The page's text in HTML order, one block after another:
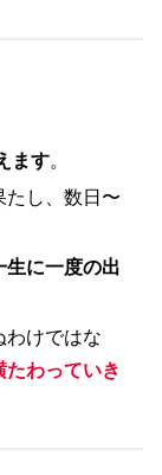
ます。
たし、数日〜
生に一度の出
わけではな
たわっていき